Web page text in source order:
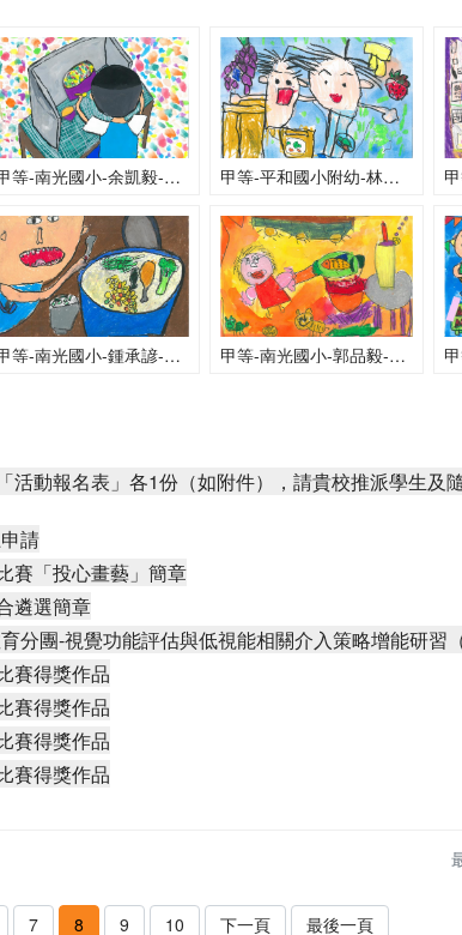
甲等-南光國小-余凱毅-用隔板吃飯的午餐時間 甲等-平和國小附幼-林彥霖-和同學一起吃午餐
甲等-南光國小-鍾承諺-我的午餐 甲等-南光國小-郭品毅-看媽媽煮午餐
動報名表」各1份（如附件），請貴校推派學生及
請
賽「投心畫藝」簡章
遴選簡章
團-視覺功能評估與低視能相關介入策略增能研習
賽得獎作品
賽得獎作品
賽得獎作品
賽得獎作品
7 8 9 10 下一頁 最後一頁